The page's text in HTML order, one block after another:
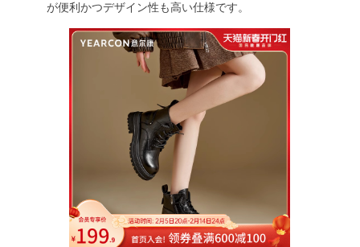
が便利かつデザイン性も高い仕様です。